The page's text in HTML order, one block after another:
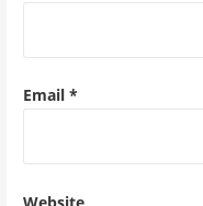
Email *